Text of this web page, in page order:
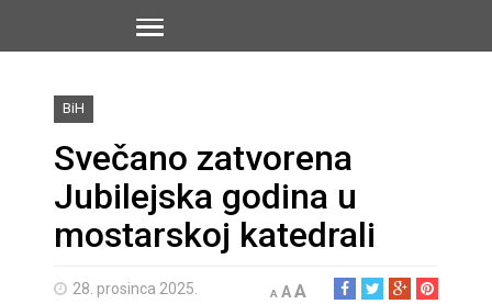
BiH
Svečano zatvorena
Jubilejska godina u
mostarskoj katedrali
28. prosinca 2025. A AA